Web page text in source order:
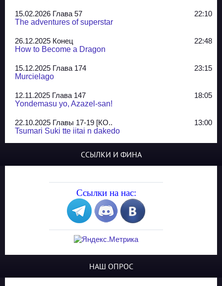
15.02.2026 Глава 57
22:10
The adventures of superstar
26.12.2025 Конец
22:48
How to Become a Dragon
15.12.2025 Глава 174
23:15
Murcielago
12.11.2025 Глава 147
18:05
Yondemasu yo, Azazel-san!
22.10.2025 Главы 17-19 [КО..
13:00
Tsumari Suki tte iitai n dakedo
Yozakura Shijuusou
08.08.2025 Глава 50
A Compendium of Ghosts
29.07.2025 Shirokuro
The King of Home Cooking
ССЫЛКИ И ФИНА
Ссылки на нас:
НАШ ОПРОС